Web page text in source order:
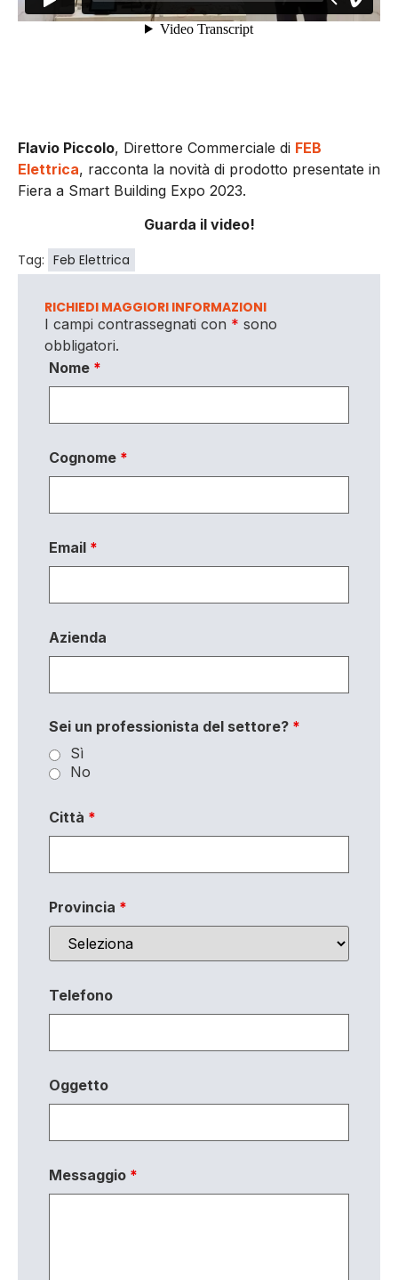
Flavio Piccolo, Direttore Commerciale di FEB
Elettrica, racconta la novità di prodotto presentate in
Fiera a Smart Building Expo 2023.
Guarda il video!
Tag: Feb Elettrica
RICHIEDI MAGGIORI INFORMAZIONI
I campi contrassegnati con * sono
obbligatori.
Nome *
Cognome *
Email *
Azienda
Sei un professionista del settore? *
Sì
No
Città *
Provincia *
Telefono
Oggetto
Messaggio *